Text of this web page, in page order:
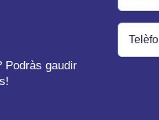
Podràs gaudir